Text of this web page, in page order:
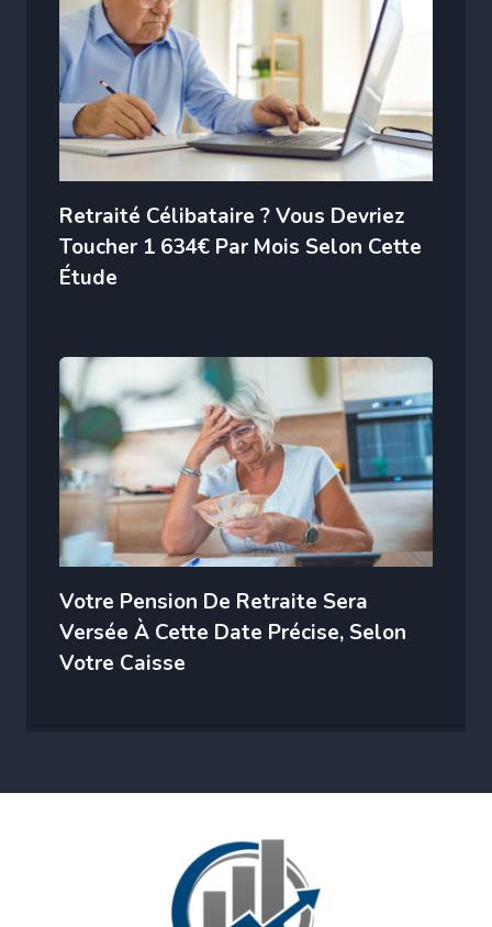
Retraité Célibataire ? Vous Devriez
Toucher 1 634€ Par Mois Selon Cette
Étude
Votre Pension De Retraite Sera
Versée À Cette Date Précise, Selon
Votre Caisse